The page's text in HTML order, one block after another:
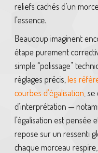
reliefs cachés d’un
l’essence.
Beaucoup imaginent
étape purement
simple “polissage”
réglages précis, les
courbes d’égalisation se
d’interprétation —
l’égalisation est pensée
repose sur un ressenti
chaque morceau